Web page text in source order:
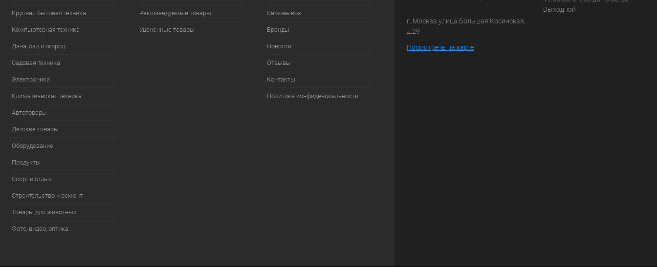
Крупная бытовая техника
Компьютерная техника
Дача, сад и огород
Садовая техника
Электроника
Климатическая техника
Автотовары
Детские товары
Оборудование
Продукты
Спорт и отдых
Строительство и ремонт
Товары для животных
Фото, видео, оптика
Рекомендуемые товары
Уцененные товары
Самовывоз
Бренды
Новости
Отзывы
Контакты
Политика конфиденциальности
г. Москва улица Большая Косинская,
д.29
Посмотреть на карте
Выходной